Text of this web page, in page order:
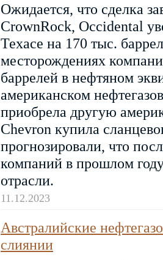
Ожидается, что сделка
CrownRock, Occidental
Техасе на 170 тыс.
месторождениях
баррелей в нефтяном
американском
приобрела другую
Chevron купила
прогнозировали, что
компаний в прошлом
отрасли.
11.12.2023
Австралийские
слиянии